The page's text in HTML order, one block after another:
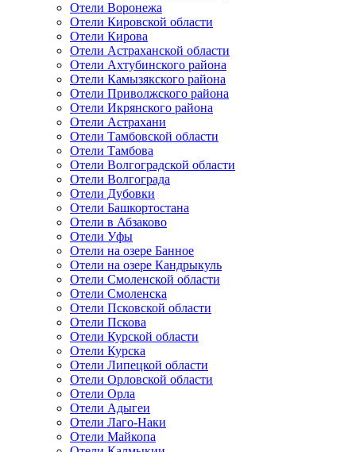
Отели Воронежа
Отели Кировской области
Отели Кирова
Отели Астраханской области
Отели Ахтубинского района
Отели Камызякского района
Отели Приволжского района
Отели Икрянского района
Отели Астрахани
Отели Тамбовской области
Отели Тамбова
Отели Волгоградской области
Отели Волгограда
Отели Дубовки
Отели Башкортостана
Отели в Абзаково
Отели Уфы
Отели на озере Банное
Отели на озере Кандрыкуль
Отели Смоленской области
Отели Смоленска
Отели Псковской области
Отели Пскова
Отели Курской области
Отели Курска
Отели Липецкой области
Отели Орловской области
Отели Орла
Отели Адыгеи
Отели Лаго-Наки
Отели Майкопа